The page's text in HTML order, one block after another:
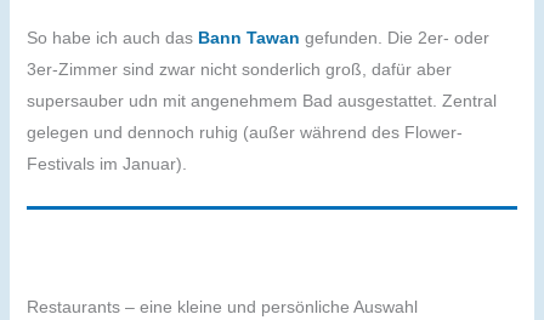
So habe ich auch das Bann Tawan gefunden. Die 2er- oder
3er-Zimmer sind zwar nicht sonderlich groß, dafür aber
supersauber udn mit angenehmem Bad ausgestattet. Zentral
gelegen und dennoch ruhig (außer während des Flower-
Festivals im Januar).
Restaurants – eine kleine und persönliche Auswahl